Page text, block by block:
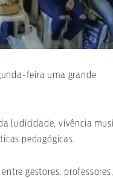
feira uma grande
ludicidade, vivência
pedagógicas.
gestores, professores,